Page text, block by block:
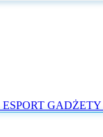
ESPORT GADŻETY